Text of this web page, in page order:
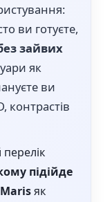
ви готуєте,
зайвих
як
ви
контрастів
підійде
як